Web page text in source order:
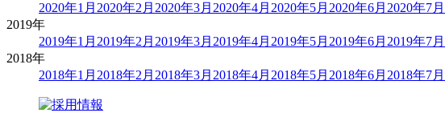
2020年1月 2020年2月 2020年3月 2020年4月 2020年5月 2020年6月 2020年7月
2019年
2019年1月 2019年2月 2019年3月 2019年4月 2019年5月 2019年6月 2019年7月
2018年
2018年1月 2018年2月 2018年3月 2018年4月 2018年5月 2018年6月 2018年7月